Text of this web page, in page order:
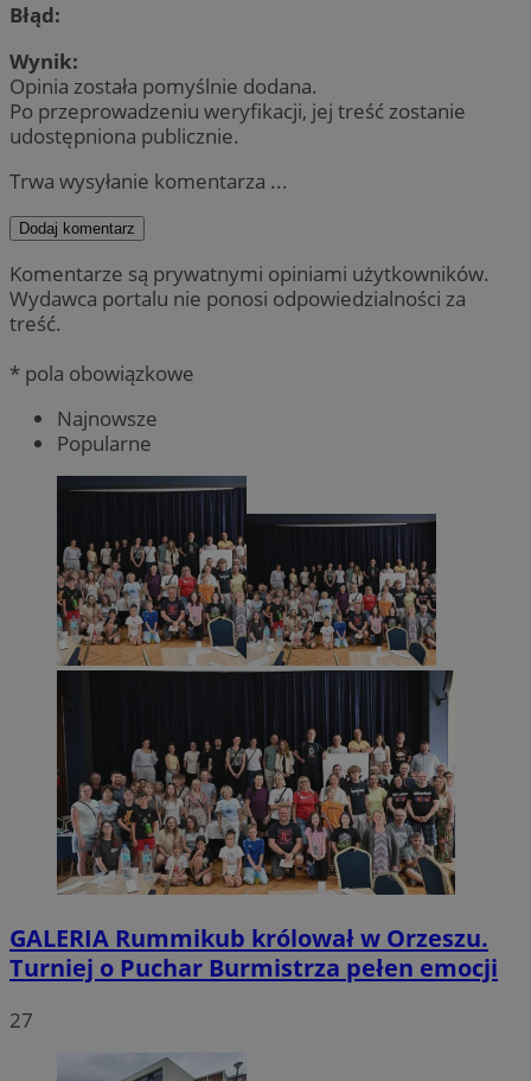
Błąd:
Wynik:
Opinia została pomyślnie dodana.
Po przeprowadzeniu weryfikacji, jej treść zostanie
udostępniona publicznie.
Trwa wysyłanie komentarza ...
Dodaj komentarz
Komentarze są prywatnymi opiniami użytkowników.
Wydawca portalu nie ponosi odpowiedzialności za
treść.
* pola obowiązkowe
Najnowsze
Popularne
GALERIA Rummikub królował w Orzeszu.
Turniej o Puchar Burmistrza pełen emocji
27